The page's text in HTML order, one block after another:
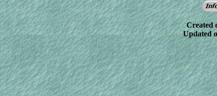
Created
Updated